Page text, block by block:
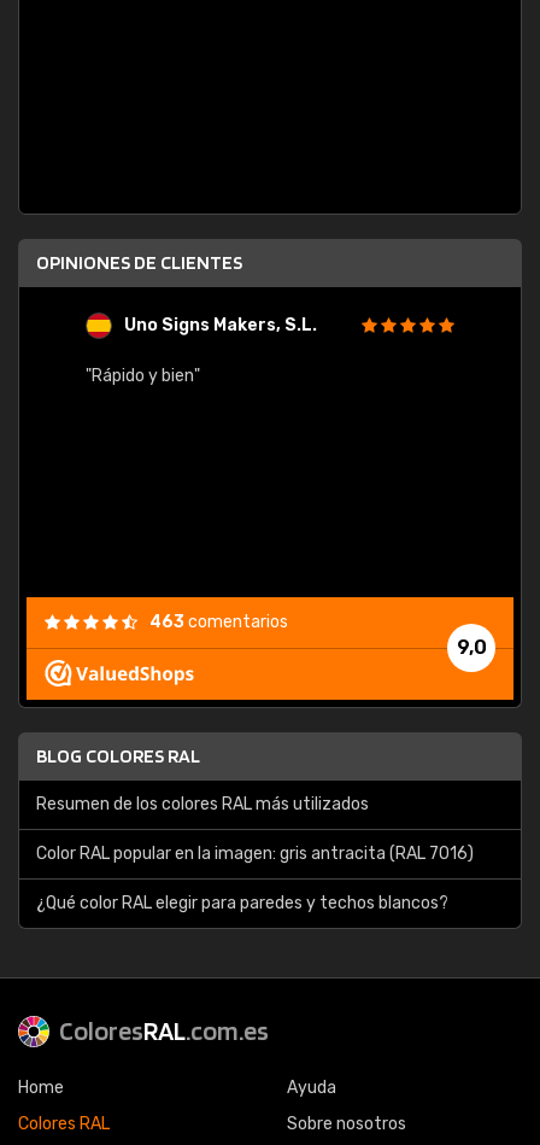
OPINIONES DE CLIENTES
Uno Signs Makers, S.L.
"Rápido y bien"
9,0
463comentarios
BLOG COLORES RAL
Resumen de los colores RAL más utilizados
Color RAL popular en la imagen: gris antracita (RAL 7016)
¿Qué color RAL elegir para paredes y techos blancos?
ColoresRAL.com.es
Home
Colores RAL
Ayuda
Sobre nosotros